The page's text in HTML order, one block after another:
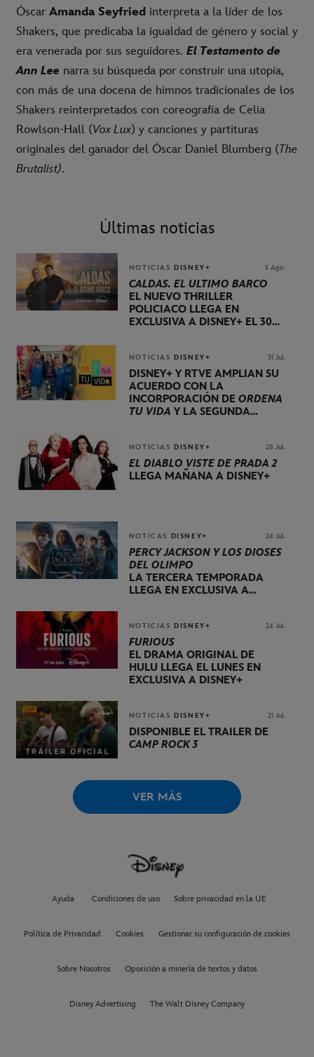
Óscar Amanda Seyfried interpreta a la líder de los
Shakers, que predicaba la igualdad de género y social y
era venerada por sus seguidores. El Testamento de
Ann Lee narra su búsqueda por construir una utopía,
con más de una docena de himnos tradicionales de los
Shakers reinterpretados con coreografía de Celia
Rowlson-Hall (Vox Lux) y canciones y partituras
originales del ganador del Óscar Daniel Blumberg (The
Brutalist).
Últimas noticias
NOTICIAS DISNEY+ 5 Ago.
CALDAS. EL ÚLTIMO BARCO
EL NUEVO THRILLER
POLICIACO LLEGA EN
EXCLUSIVA A DISNEY+ EL 30
NOTICIAS DISNEY+ 31 Jul.
DISNEY+ Y RTVE AMPLÍAN SU
ACUERDO CON LA
INCORPORACIÓN DE ORDENA
TU VIDA Y LA SEGUNDA
NOTICIAS DISNEY+ 28 Jul.
EL DIABLO VISTE DE PRADA 2
LLEGA MAÑANA A DISNEY+
NOTICAS DISNEY+ 24 Jul.
PERCY JACKSON Y LOS DIOSES
DEL OLIMPO
LA TERCERA TEMPORADA
LLEGA EN EXCLUSIVA A
NOTICIAS DISNEY+ 24 Jul.
FURIOUS
EL DRAMA ORIGINAL DE
HULU LLEGA EL LUNES EN
EXCLUSIVA A DISNEY+
NOTICIAS DISNEY+ 21 Jul.
DISPONIBLE EL TRÁILER DE
CAMP ROCK 3
VER MÁS
Ayuda Condiciones de uso Sobre privacidad en la UE
Política de Privacidad Cookies Gestionar su configuración de cookies
Sobre Nosotros Oposición a minería de textos y datos
Disney Advertising The Walt Disney Company